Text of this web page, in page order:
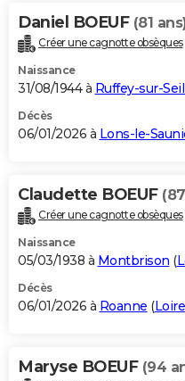
Daniel BOEUF (81
Créer une cagnotte obsèques
Naissance
31/08/1944 à Ruffey-sur-
Décès
06/01/2026 à Lons-le-
Claudette BOEUF
Créer une cagnotte obsèques
Naissance
05/03/1938 à Montbrison (
Décès
06/01/2026 à Roanne (Loire
Maryse BOEUF (94